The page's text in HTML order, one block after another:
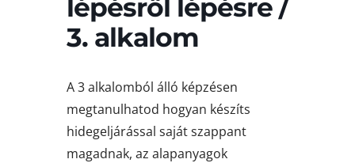
lépésről lépésre /
3. alkalom
A 3 alkalomból álló képzésen
megtanulhatod hogyan készíts
hidegeljárással saját szappant
magadnak, az alapanyagok